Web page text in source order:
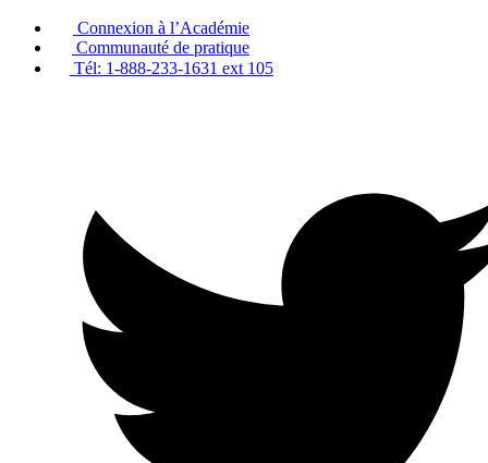
Passer
contenu
Connexion à l’Académie
Communauté de pratique
Tél: 1-888-233-1631 ext 105